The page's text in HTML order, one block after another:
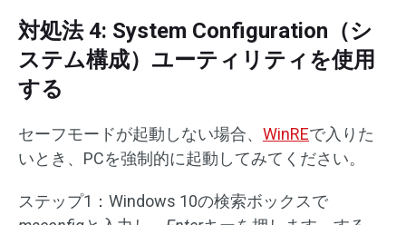
対処法 4: System Configuration（シ
ステム構成）ユーティリティを使用
する
セーフモードが起動しない場合、 WinREで入りた
いとき、PCを強制的に起動してみてください。
ステップ1：Windows 10の検索ボックスで